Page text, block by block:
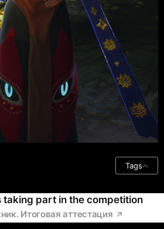
Tags
taking part in the competition
Итоговая аттестация